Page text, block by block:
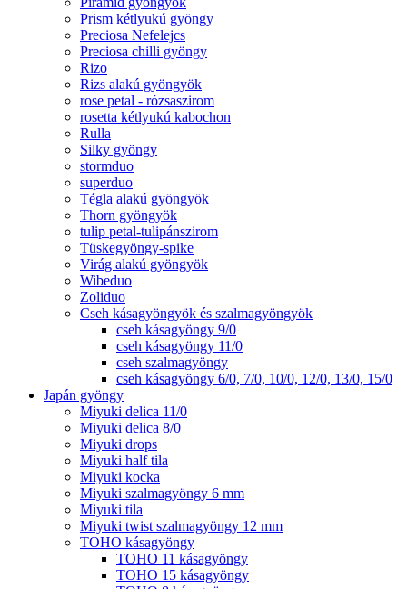
Prism kétlyukú gyöngy
Preciosa Nefelejcs
Preciosa chilli gyöngy
Rizo
Rizs alakú gyöngyök
rose petal - rózsaszirom
rosetta kétlyukú kabochon
Rulla
Silky gyöngy
stormduo
superduo
Tégla alakú gyöngyök
Thorn gyöngyök
tulip petal-tulipánszirom
Tüskegyöngy-spike
Virág alakú gyöngyök
Wibeduo
Zoliduo
Cseh kásagyöngyök és szalmagyöngyök
cseh kásagyöngy 9/0
cseh kásagyöngy 11/0
cseh szalmagyöngy
cseh kásagyöngy 6/0, 7/0, 10/0, 12/0, 13/0, 15/0
Japán gyöngy
Miyuki delica 11/0
Miyuki delica 8/0
Miyuki drops
Miyuki half tila
Miyuki kocka
Miyuki szalmagyöngy 6 mm
Miyuki tila
Miyuki twist szalmagyöngy 12 mm
TOHO kásagyöngy
TOHO 11 kásagyöngy
TOHO 15 kásagyöngy